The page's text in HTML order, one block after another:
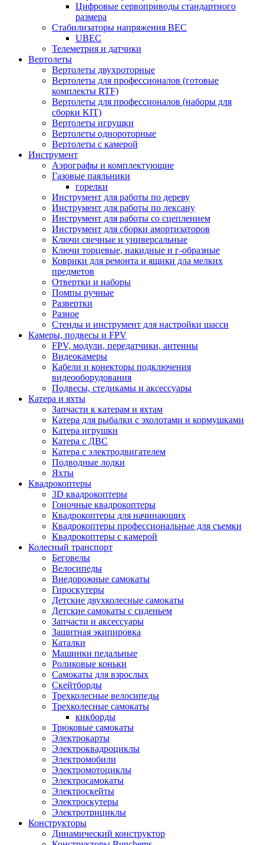
Цифровые сервоприводы стандартного
размера
Стабилизаторы напряжения BEC
UBEC
Телеметрия и датчики
Вертолеты
Вертолеты двухроторные
Вертолеты для профессионалов (готовые
комплекты RTF)
Вертолеты для профессионалов (наборы для
сборки KIT)
Вертолеты игрушки
Вертолеты однороторные
Вертолеты с камерой
Инструмент
Аэрографы и комплектующие
Газовые паяльники
горелки
Инструмент для работы по дереву
Инструмент для работы по лексану
Инструмент для работы со сцеплением
Инструмент для сборки амортизаторов
Ключи свечные и универсальные
Ключи торцевые, накидные и г-образные
Коврики для ремонта и ящики дла мелких
предметов
Отвертки и наборы
Помпы ручные
Развертки
Разное
Стенды и инструмент для настройки шасси
Камеры, подвесы и FPV
FPV, модули, передатчики, антенны
Видеокамеры
Кабели и конекторы подключения
видеооборудования
Подвесы, стедикамы и аксессуары
Катера и яхты
Запчасти к катерам и яхтам
Катера для рыбалки с эхолотами и кормушками
Катера игрушки
Катера с ДВС
Катера с электродвигателем
Подводные лодки
Яхты
Квадрокоптеры
3D квадрокоптеры
Гоночные квадрокоптеры
Квадрокоптеры для начинающих
Квадрокоптеры профессиональные для съемки
Квадрокоптеры с камерой
Колесный транспорт
Беговелы
Велосипеды
Внедорожные самокаты
Гироскутеры
Детские двухколесные самокаты
Детские самокаты с сиденьем
Запчасти и аксессуары
Защитная экипировка
Каталки
Машинки педальные
Роликовые коньки
Самокаты для взрослых
Скейтборды
Трехколесные велосипеды
Трехколесные самокаты
кикборды
Трюковые самокаты
Электрокарты
Электроквадроциклы
Электромобили
Электромотоциклы
Электросамокаты
Электроскейты
Электроскутеры
Электротрициклы
Конструкторы
Динамический конструктор